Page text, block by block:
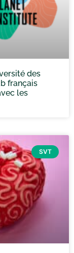
des
français
les
SVT